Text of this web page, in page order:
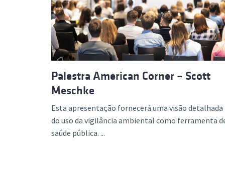
Palestra American Corner – Scott
Meschke
Esta apresentação fornecerá uma visão detalhada
do uso da vigilância ambiental como ferramenta
saúde pública. ...